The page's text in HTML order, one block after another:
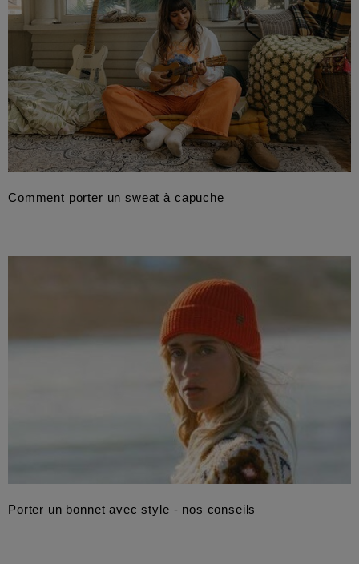
Comment porter un sweat à capuche
Porter un bonnet avec style - nos conseils